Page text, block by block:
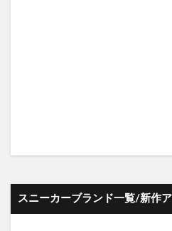
スニーカーブランド一覧/新作